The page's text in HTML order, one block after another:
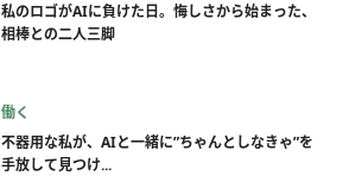
私のロゴがAIに負けた日。悔しさから始まった、
相棒との二人三脚
働く
不器用な私が、AIと一緒に”ちゃんとしなきゃ”を
手放して見つけ...